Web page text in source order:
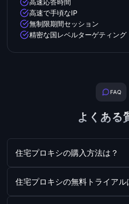
高速応答時間
高速で手頃なIP
無制限期間セッション
精密な国レベルターゲティング
FAQ
よくある
住宅プロキシの購入方法は？
住宅プロキシの無料トライアル